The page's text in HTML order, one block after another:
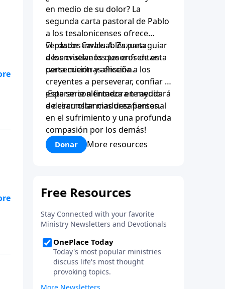
en medio de su dolor? La
segunda carta pastoral de Pablo
a los tesalonicenses ofrece
verdades invaluables para guiar
a los cristianos que enfrentan
persecución y aflicción.
El pastor Carlos A. Zazueta
desenvuelve los tesoros de esta
carta mientras enseña a los
creyentes a perseverar, confiar y
esperar con firmeza en medio
de circunstancias desafiantes.
¡Esta serie alentadora te ayudará
a desarrollar madurez personal
en el sufrimiento y una profunda
compasión por los demás!
Donar More resources